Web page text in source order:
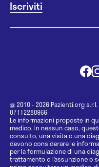
@ 2010 - 2026 Pazienti.org s.r.l.
07112280966
Le informazioni proposte in
medico. In nessun caso,
consulto, una visita o una
devono considerare le
per la formulazione di una
trattamento o l’assunzione o